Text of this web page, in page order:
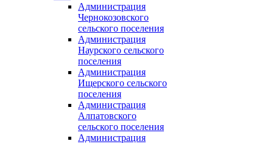
Администрация
Чернокозовского
сельского поселения
Администрация
Наурского сельского
поселения
Администрация
Ищерского сельского
поселения
Администрация
Алпатовского
сельского поселения
Администрация